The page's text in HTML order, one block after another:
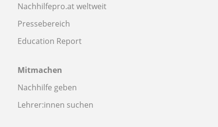
Nachhilfepro.at weltweit
Pressebereich
Education Report
Mitmachen
Nachhilfe geben
Lehrer:innen suchen